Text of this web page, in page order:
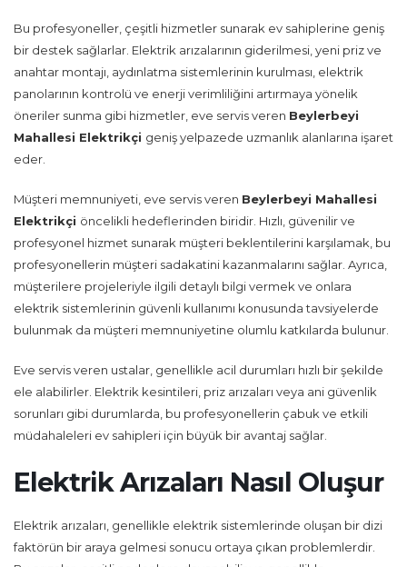
Bu profesyoneller, çeşitli hizmetler sunarak ev sahiplerine geniş
bir destek sağlarlar. Elektrik arızalarının giderilmesi, yeni priz ve
anahtar montajı, aydınlatma sistemlerinin kurulması, elektrik
panolarının kontrolü ve enerji verimliliğini artırmaya yönelik
öneriler sunma gibi hizmetler, eve servis veren Beylerbeyi
Mahallesi Elektrikçi geniş yelpazede uzmanlık alanlarına işaret
eder.
Müşteri memnuniyeti, eve servis veren Beylerbeyi Mahallesi
Elektrikçi öncelikli hedeflerinden biridir. Hızlı, güvenilir ve
profesyonel hizmet sunarak müşteri beklentilerini karşılamak, bu
profesyonellerin müşteri sadakatini kazanmalarını sağlar. Ayrıca,
müşterilere projeleriyle ilgili detaylı bilgi vermek ve onlara
elektrik sistemlerinin güvenli kullanımı konusunda tavsiyelerde
bulunmak da müşteri memnuniyetine olumlu katkılarda bulunur.
Eve servis veren ustalar, genellikle acil durumları hızlı bir şekilde
ele alabilirler. Elektrik kesintileri, priz arızaları veya ani güvenlik
sorunları gibi durumlarda, bu profesyonellerin çabuk ve etkili
müdahaleleri ev sahipleri için büyük bir avantaj sağlar.
Elektrik Arızaları Nasıl Oluşur
Elektrik arızaları, genellikle elektrik sistemlerinde oluşan bir dizi
faktörün bir araya gelmesi sonucu ortaya çıkan problemlerdir.